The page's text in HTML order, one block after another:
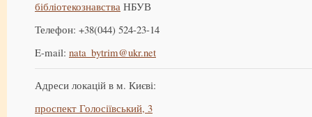
бібліотекознавства НБУВ
Телефон: +38(044) 524-23-14
E-mail: nata_bytrim@ukr.net
Адреси локацій в м. Києві:
проспект Голосіївський, 3